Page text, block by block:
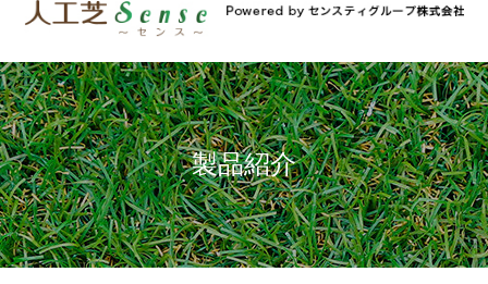
製品紹介